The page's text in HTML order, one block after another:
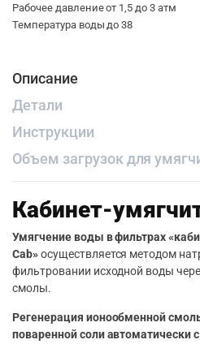
Рабочее давление от 1,5 до 3 атм
Температура воды до 38
Описание
Детали
Инструкции
Объем загрузок для
Кабинет-
Умягчение воды в фильтрах
Cab»осуществляется методом
фильтровании исходной воды
смолы.
Регенерация ионообменной
поваренной соли автоматически